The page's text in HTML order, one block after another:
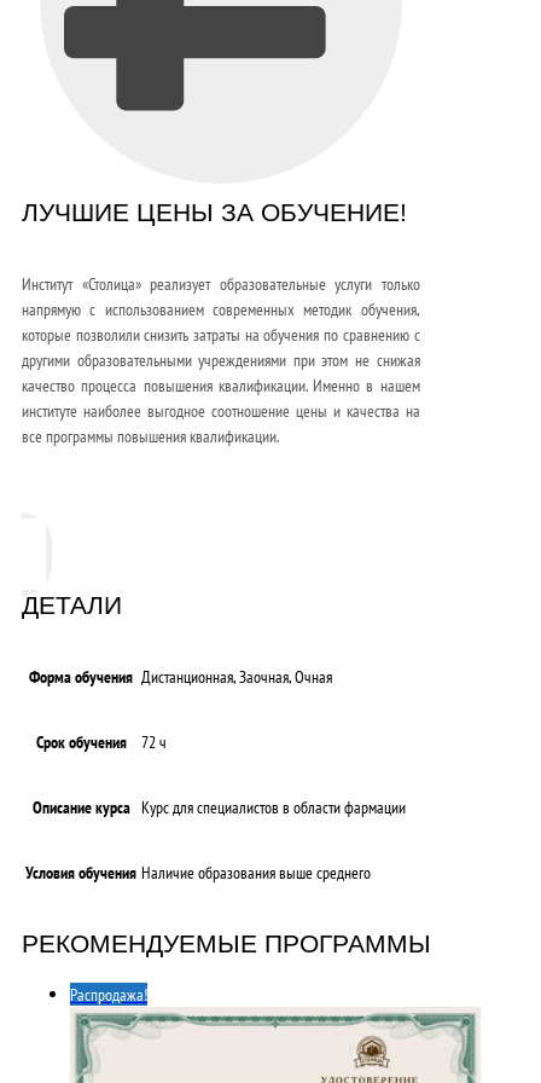
ЛУЧШИЕ ЦЕНЫ ЗА ОБУЧЕНИЕ!
Институт «Столица» реализует образовательные услуги только
напрямую с использованием современных методик обучения,
которые позволили снизить затраты на обучения по сравнению с
другими образовательными учреждениями при этом не снижая
качество процесса повышения квалификации. Именно в нашем
институте наиболее выгодное соотношение цены и качества на
все программы повышения квалификации.
ДЕТАЛИ
Форма обучения Дистанционная, Заочная, Очная
Срок обучения 72 ч
Описание курса Курс для специалистов в области фармации
Условия обучения Наличие образования выше среднего
РЕКОМЕНДУЕМЫЕ ПРОГРАММЫ
Распродажа!